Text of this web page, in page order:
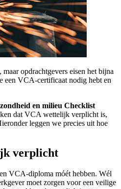
opdrachtgevers eisen het bijna
een VCA-certificaat nodig hebt en
en milieu Checklist
dat VCA wettelijk verplicht is,
leggen we precies uit hoe
verplicht
VCA-diploma móét hebben. Wél
moet zorgen voor een veilige